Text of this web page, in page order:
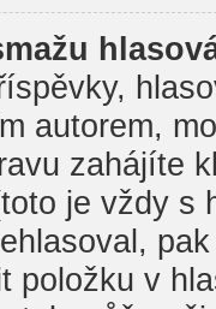
autorem,
zahájíte
je vždy s
položku v